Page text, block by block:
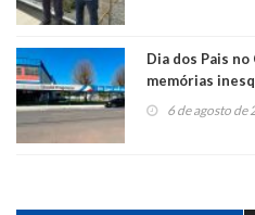
Dia dos Pais no
memórias
6 de agosto de